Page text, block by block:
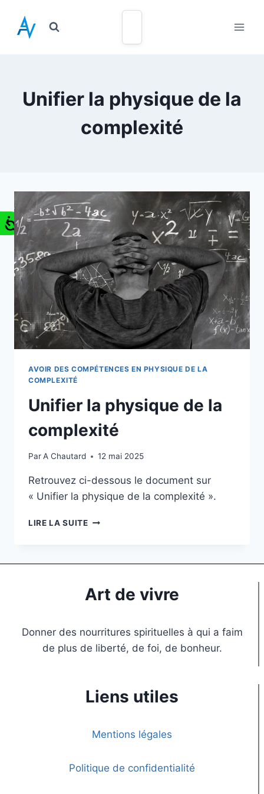
Unifier la physique de la
complexité
AVOIR DES COMPÉTENCES EN PHYSIQUE DE LA
COMPLEXITÉ
Unifier la physique de la
complexité
ParA Chautard 12 mai 2025
Retrouvez ci-dessous le document sur
« Unifier la physique de la complexité ».
LIRE LA SUITE
Art de vivre
Donner des nourritures spirituelles à qui a faim
de plus de liberté, de foi, de bonheur.
Liens utiles
Mentions légales
Politique de confidentialité